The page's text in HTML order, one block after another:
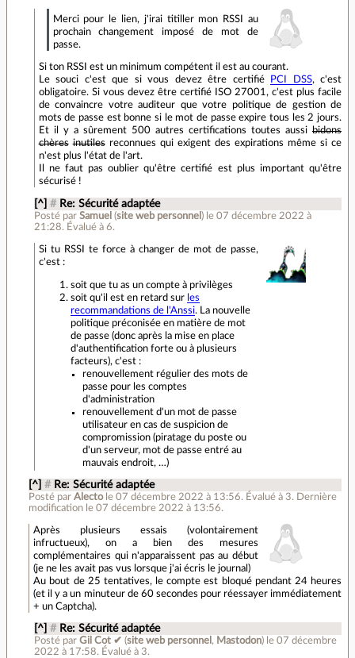
Merci pour le lien, j'irai titiller mon RSSI au
prochain changement imposé de mot de
passe.
Si ton RSSI est un minimum compétent il est au courant.
Le souci c'est que si vous devez être certifié
PCI DSS, c'est
obligatoire. Si vous devez être certifié ISO 27001, c'est plus facile
de convaincre votre auditeur que votre politique de gestion de
mots de passe est bonne si le mot de passe expire tous les 2 jours.
Et il y a sûrement 500 autres certifications toutes aussi bidons
chères inutilesreconnues qui exigent des expirations même si ce
n'est plus l'état de l'art.
Il ne faut pas oublier qu'être certifié est plus important qu'être
sécurisé !
[^] # Re: Sécurité adaptée
Posté par Samuel (site web personnel ) le 07 décembre 2022 à
21:28. Évalué à 6.
Si tu RSSI te force à changer de mot de passe,
c'est :
soit que tu as un compte à privilèges
soit qu'il est en retard sur les
recommandations de l'Anssi. La nouvelle
politique préconisée en matière de mot
de passe (donc après la mise en place
d'authentification forte ou à plusieurs
facteurs), c'est :
renouvellement régulier des mots de
passe pour les comptes
d'administration
renouvellement d'un mot de passe
utilisateur en cas de suspicion de
compromission (piratage du poste ou
d'un serveur, mot de passe entré au
mauvais endroit, …)
[^] # Re: Sécurité adaptée
Posté parAlecto le 07 décembre 2022 à 13:56. Évalué à 3. Dernière
modification le 07 décembre 2022 à 13:56.
Après plusieurs essais (volontairement
infructueux), on a bien des mesures
complémentaires qui n'apparaissent pas au début
(je ne les avait pas vus lorsque j'ai écris le journal)
Au bout de 25 tentatives, le compte est bloqué pendant 24 heures
(et il y a un minuteur de 60 secondes pour réessayer immédiatement
+ un Captcha).
[^] # Re: Sécurité adaptée
Posté par Gil Cot ✔ (site web personnel , Mastodon) le 07 décembre
2022 à 17:58. Évalué à 3.